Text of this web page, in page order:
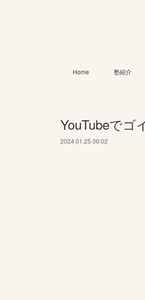
Home 塾紹介
YouTubeでゴ
2024.01.25 06:02